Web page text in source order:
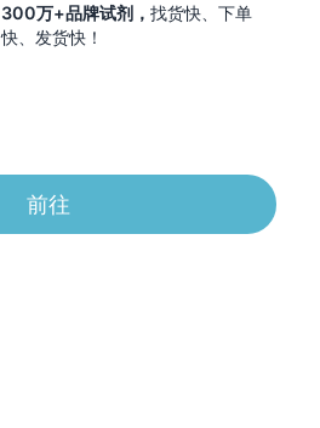
300万+品牌试剂，找货快、下单
快、发货快！
前往